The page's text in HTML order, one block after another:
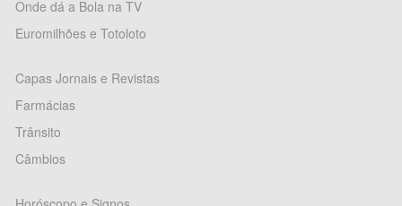
Onde dá a Bola na TV
Euromilhões e Totoloto
Capas Jornais e Revistas
Farmácias
Trânsito
Câmbios